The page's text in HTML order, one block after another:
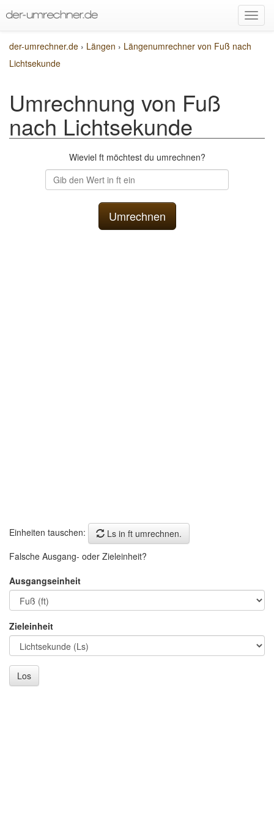
der-umrechner.de › Längen › Längenumrechner von Fuß nach
Lichtsekunde
Umrechnung von Fuß
nach Lichtsekunde
Wieviel ft möchtest du umrechnen?
Einheiten tauschen:
Ls in ft umrechnen.
Falsche Ausgang- oder Zieleinheit?
Ausgangseinheit
Zieleinheit
Los